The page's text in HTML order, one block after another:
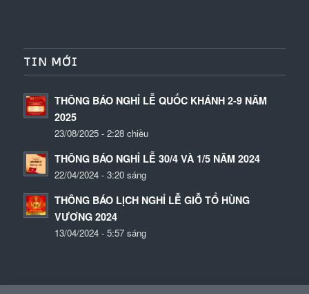
TIN MỚI
THÔNG BÁO NGHỈ LỄ QUỐC KHÁNH 2-9 NĂM
2025
23/08/2025 - 2:28 chiều
THÔNG BÁO NGHỈ LỄ 30/4 VÀ 1/5 NĂM 2024
22/04/2024 - 3:20 sáng
THÔNG BÁO LỊCH NGHỈ LỄ GIỖ TỔ HÙNG
VƯƠNG 2024
13/04/2024 - 5:57 sáng